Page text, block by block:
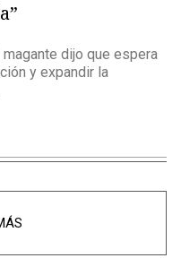
dijo que espera
y expandir la